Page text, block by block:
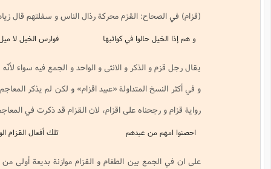
القزم محركة رذال الناس و سفلتهم قال زياد بن منقذ.«»
فوارس الخيل لا ميل و لا قزم
و الانثى و الواحد و الجمع فيه سواء لأنّه في الاصل مصدر، و القزام: اللئام،
المتداولة «عبيد اقزام» و لكن لم يذكر المعاجم المتداولة هذا الجمع و لذا اخترنا
على اقزام، لان القزام قد ذكرت في المعاجم قال الشاعر:
تلك أفعال القزام الوكعة
بين الطغام و القزام موازنة بديعة أولى من الطغام و الاقزام و ذكر المرزوقي